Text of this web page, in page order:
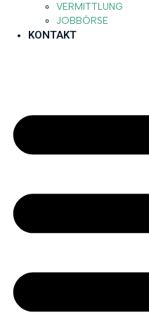
VERMITTLUNG
JOBBÖRSE
KONTAKT